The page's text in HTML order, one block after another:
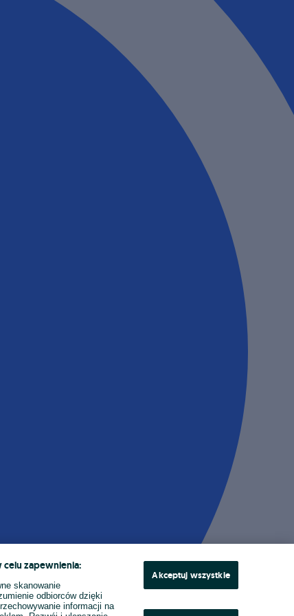
zapewnienia:
skanowanie
odbiorców dzięki
informacji na
Akceptuj wszystkie